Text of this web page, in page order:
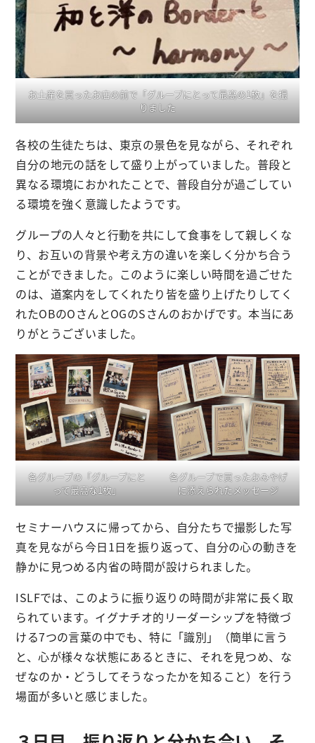
お土産を買ったお店の前で「グループにとって最高の1枚」を撮
りました
各校の生徒たちは、東京の景色を見ながら、それぞれ
自分の地元の話をして盛り上がっていました。普段と
異なる環境におかれたことで、普段自分が過ごしてい
る環境を強く意識したようです。
グループの人々と行動を共にして食事をして親しくな
り、お互いの背景や考え方の違いを楽しく分かち合う
ことができました。このように楽しい時間を過ごせた
のは、道案内をしてくれたり皆を盛り上げたりしてく
れたOBのOさんとOGのSさんのおかげです。本当にあ
りがとうございました。
各グループの「グループにと
って最高な1枚」
各グループで買ったおみやげ
に添えられたメッセージ
セミナーハウスに帰ってから、自分たちで撮影した写
真を見ながら今日1日を振り返って、自分の心の動きを
静かに見つめる内省の時間が設けられました。
ISLFでは、このように振り返りの時間が非常に長く取
られています。イグナチオ的リーダーシップを特徴づ
ける7つの言葉の中でも、特に「識別」（簡単に言う
と、心が様々な状態にあるときに、それを見つめ、な
ぜなのか・どうしてそうなったかを知ること）を行う
場面が多いと感じました。